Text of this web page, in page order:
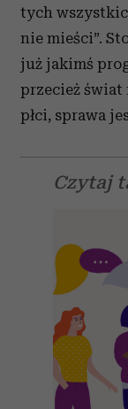
tych
nie mieści”.
już jakimś
przecież świat
płci, sprawa
Czytaj